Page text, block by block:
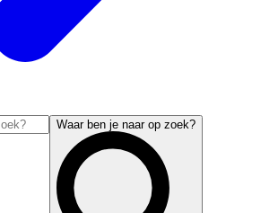
Waar ben je naar op zoek?